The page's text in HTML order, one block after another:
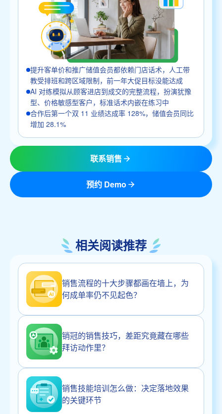
提升客单价和推广储值会员都依赖门店话术，人工带
教受排班和跨区域限制，前一年大促目标没能达成
AI 对练模拟从顾客进店到成交的完整流程，扮演犹豫
型、价格敏感型客户，标准话术内嵌在练习中
合作后第一个双 11 业绩达成率 128%，储值会员同比
增加 28.1%
联系销售
预约 Demo
相关阅读推荐
销售流程的十大步骤都画在墙上，为
何成单率仍不见起色？
销冠的销售技巧，差距究竟藏在哪些
拜访动作里？
销售技能培训怎么做：决定落地效果
的关键环节